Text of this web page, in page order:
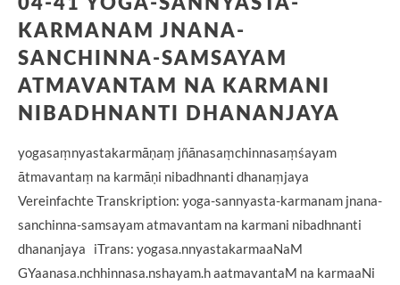
KARMANAM JNANA-
SANCHINNA-SAMSAYAM
ATMAVANTAM NA KARMANI
NIBADHNANTI DHANANJAYA
yogasaṃnyastakarmāṇaṃ jñānasaṃchinnasaṃśayam
ātmavantaṃ na karmāṇi nibadhnanti dhanaṃjaya
Vereinfachte Transkription: yoga-sannyasta-karmanam jnana-
sanchinna-samsayam atmavantam na karmani nibadhnanti
dhananjaya iTrans: yogasa.nnyastakarmaaNaM
GYaanasa.nchhinnasa.nshayam.h aatmavantaM na karmaaNi